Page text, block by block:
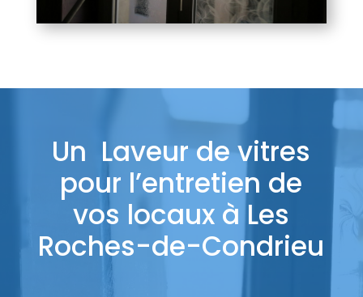
Un Laveur de vitres
pour l’entretien de
vos locaux à Les
Roches-de-Condrieu